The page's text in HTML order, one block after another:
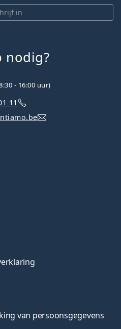
in
nodig?
- 16:00 uur)
11
van persoonsgegevens